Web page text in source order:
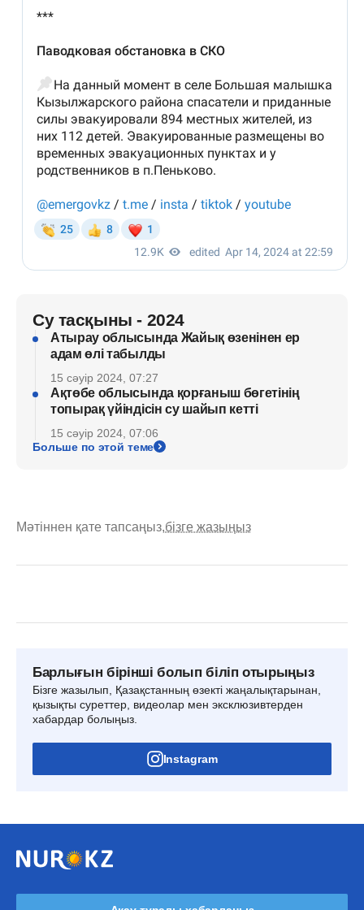
Су тасқыны - 2024
Атырау облысында Жайық өзенінен ер
адам өлі табылды
15 сәуір 2024, 07:27
Ақтөбе облысында қорғаныш бөгетінің
топырақ үйіндісін су шайып кетті
15 сәуір 2024, 07:06
Больше по этой теме
Мәтіннен қате тапсаңыз,бізге жазыңыз
Барлығын бірінші болып біліп отырыңыз
Бізге жазылып, Қазақстанның өзекті жаңалықтарынан,
қызықты суреттер, видеолар мен эксклюзивтерден
хабардар болыңыз.
Instagram